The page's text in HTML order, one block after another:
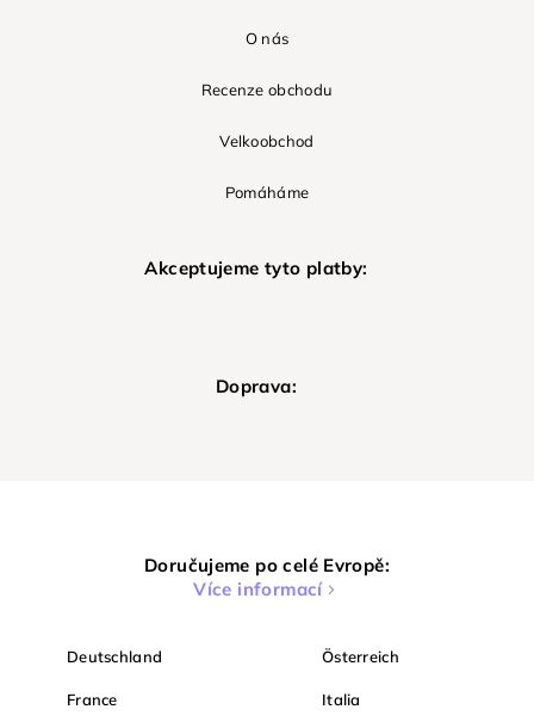
O nás
Recenze obchodu
Velkoobchod
Pomáháme
Akceptujeme tyto platby:
Doprava:
Doručujeme po celé Evropě:
Více informací
Deutschland Österreich
France Italia